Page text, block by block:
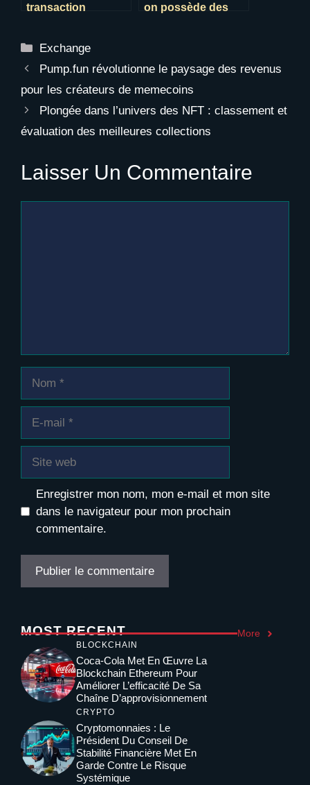
transaction
on possède des
Catégories
Exchange
Pump.fun révolutionne le paysage des revenus
pour les créateurs de memecoins
Plongée dans l’univers des NFT : classement et
évaluation des meilleures collections
Laisser Un Commentaire
Enregistrer mon nom, mon e-mail et mon site
dans le navigateur pour mon prochain
commentaire.
MOST RECENT More
BLOCKCHAIN
Coca-Cola Met En Œuvre La
Blockchain Ethereum Pour
Améliorer L’efficacité De Sa
Chaîne D’approvisionnement
CRYPTO
Cryptomonnaies : Le
Président Du Conseil De
Stabilité Financière Met En
Garde Contre Le Risque
Systémique